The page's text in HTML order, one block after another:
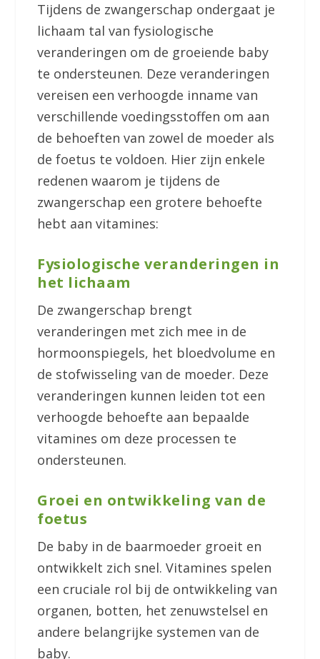
Tijdens de zwangerschap ondergaat je
lichaam tal van fysiologische
veranderingen om de groeiende baby
te ondersteunen. Deze veranderingen
vereisen een verhoogde inname van
verschillende voedingsstoffen om aan
de behoeften van zowel de moeder als
de foetus te voldoen. Hier zijn enkele
redenen waarom je tijdens de
zwangerschap een grotere behoefte
hebt aan vitamines:
Fysiologische veranderingen in
het lichaam
De zwangerschap brengt
veranderingen met zich mee in de
hormoonspiegels, het bloedvolume en
de stofwisseling van de moeder. Deze
veranderingen kunnen leiden tot een
verhoogde behoefte aan bepaalde
vitamines om deze processen te
ondersteunen.
Groei en ontwikkeling van de
foetus
De baby in de baarmoeder groeit en
ontwikkelt zich snel. Vitamines spelen
een cruciale rol bij de ontwikkeling van
organen, botten, het zenuwstelsel en
andere belangrijke systemen van de
baby.